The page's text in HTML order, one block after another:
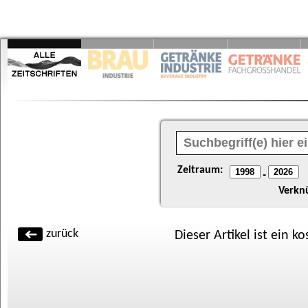
Zeitraum: -
zurück Dieser Artikel ist ein